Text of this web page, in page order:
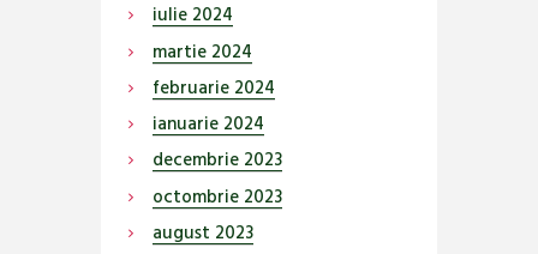
iulie 2024
martie 2024
februarie 2024
ianuarie 2024
decembrie 2023
octombrie 2023
august 2023